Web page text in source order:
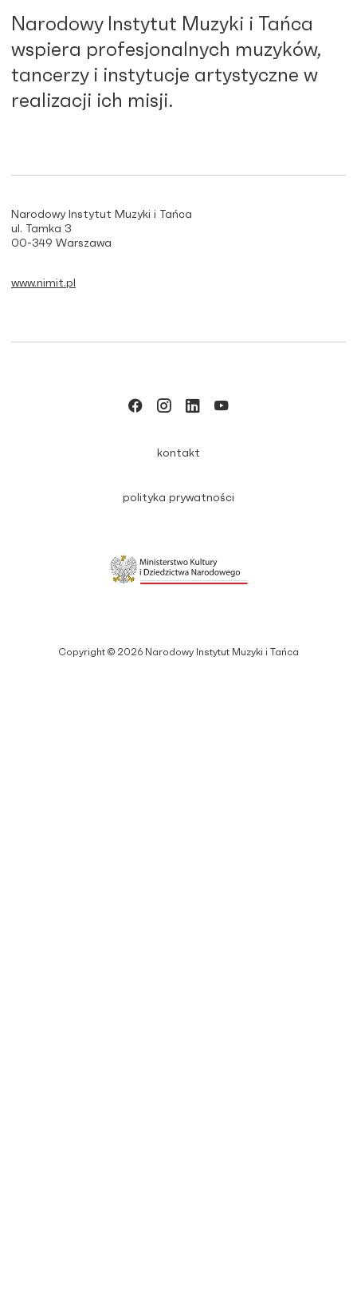
Narodowy Instytut Muzyki i Tańca
wspiera profesjonalnych muzyków,
tancerzy i instytucje artystyczne w
realizacji ich misji.
Narodowy Instytut Muzyki i Tańca
ul. Tamka 3
00-349 Warszawa
www.nimit.pl
Copyright © 2026 Narodowy Instytut Muzyki i Tańca
kontakt
polityka prywatności